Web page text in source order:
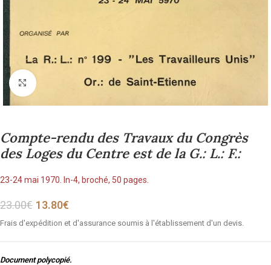
Cliquez pour agrandir
Compte-rendu des Travaux du Congrès
des Loges du Centre est de la G.: L.: F.:
23-24 mai 1970. In-4, broché, 50 pages.
23.00€ 13.80€
Frais d'expédition et d'assurance soumis à l'établissement d'un devis.
Document polycopié.